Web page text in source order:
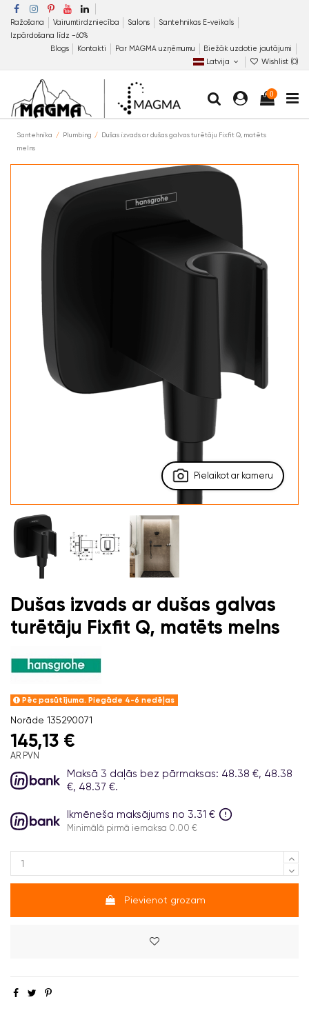
Ražošana Vairumtirdzniecība Salons
Santehnikas E-veikals
Izpārdošana līdz −60%
Blogs
Kontakti Par MAGMA uzņēmumu
Biežāk uzdotie jautājumi
Latvija
Wishlist (0)
0
Santehnika Plumbing
Dušas izvads ar dušas galvas turētāju Fixfit Q, matēts
melns
Pielaikot ar kameru
Dušas izvads ar dušas galvas
turētāju Fixfit Q, matēts melns
Pēc pasūtījuma. Piegāde 4-6 nedēļas
Norāde 135290071
145,13 €
AR PVN
Maksā 3 daļās bez pārmaksas: 48.38 €, 48.38
€, 48.37 €.
Ikmēneša maksājums no 3.31 €
Minimālā pirmā iemaksa 0.00 €
Pievienot grozam